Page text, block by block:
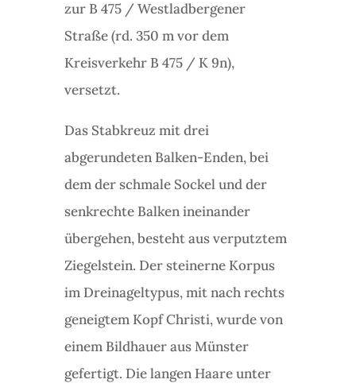
zur B 475 / Westladbergener
Straße (rd. 350 m vor dem
Kreisverkehr B 475 / K 9n),
versetzt.
Das Stabkreuz mit drei
abgerundeten Balken-Enden, bei
dem der schmale Sockel und der
senkrechte Balken ineinander
übergehen, besteht aus verputztem
Ziegelstein. Der steinerne Korpus
im Dreinageltypus, mit nach rechts
geneigtem Kopf Christi, wurde von
einem Bildhauer aus Münster
gefertigt. Die langen Haare unter